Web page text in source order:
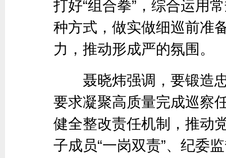
打好“组合拳”，综合运用
种方式，做实做细巡前准
力，推动形成严的氛围。
聂晓炜强调，要锻造忠
要求凝聚高质量完成巡察
健全整改责任机制，推动
子成员“一岗双责”、纪委